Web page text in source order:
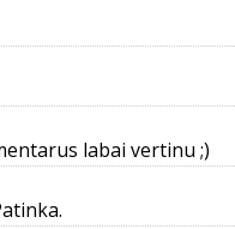
labai vertinu ;)